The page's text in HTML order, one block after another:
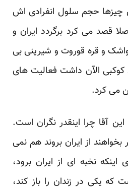
چیزها حجم سلول انفرادی اش
قصد می کرد برگردد ایران و
و قره قوروت و شیرینی بی
کوکبی الآن داشت فعالیت های
می کرد.
آقا چرا اینقدر نگران است.
بخواهند از ایران بروند هم نمی
اینکه نخبه ای از ایران برود،
که یکی در زندان را باز کند،